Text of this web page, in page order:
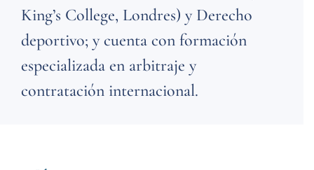
King’s College, Londres) y Derecho
deportivo; y cuenta con formación
especializada en arbitraje y
contratación internacional.